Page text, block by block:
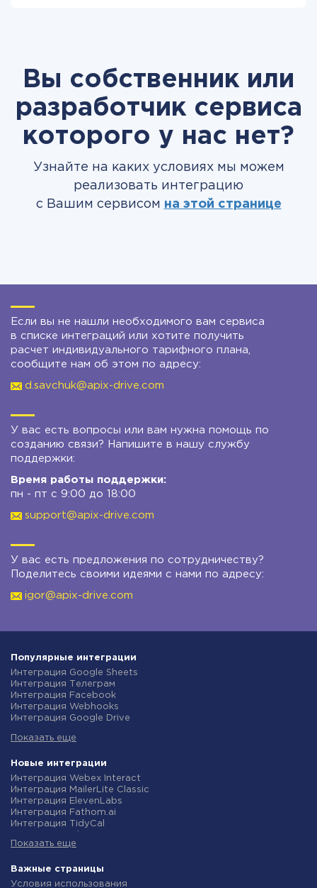
Вы собственник или
разработчик сервиса
которого у нас нет?
Узнайте на каких условиях мы можем
реализовать интеграцию
с Вашим сервисом на этой странице
Если вы не нашли необходимого вам сервиса
в списке интеграций или хотите получить
расчет индивидуального тарифного плана,
сообщите нам об этом по адресу:
d.savchuk@apix-drive.com
У вас есть вопросы или вам нужна помощь по
созданию связи? Напишите в нашу службу
поддержки:
Время работы поддержки:
пн - пт с 9:00 до 18:00
support@apix-drive.com
У вас есть предложения по сотрудничеству?
Поделитесь своими идеями с нами по адресу:
igor@apix-drive.com
Популярные интеграции
Интеграция Google Sheets
Интеграция Телеграм
Интеграция Facebook
Интеграция Webhooks
Интеграция Google Drive
Интеграция Gmail
Интеграция Новая Почта
Интеграция Binotel
Интеграция OpenAI (ChatGPT)
Интеграция Prom
Интеграция Приват24
Интеграция OLX
Интеграция TurboSMS
Интеграция SendPulse
Интеграция Stream Telecom
Показать еще
Новые интеграции
Интеграция Webex Interact
Интеграция MailerLite Classic
Интеграция ElevenLabs
Интеграция Fathom.ai
Интеграция TidyCal
Интеграция Gist
Интеграция Straico
Интеграция Rows
Показать еще
Важные страницы
Условия использования